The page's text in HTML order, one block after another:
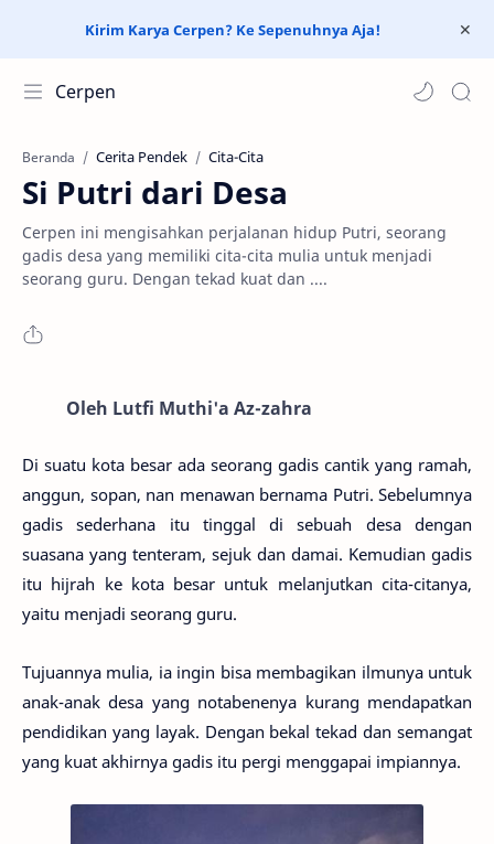
Kirim Karya Cerpen? Ke Sepenuhnya Aja!
Cerpen
Beranda Cerita Pendek Cita-Cita
Si Putri dari Desa
Cerpen ini mengisahkan perjalanan hidup Putri, seorang
gadis desa yang memiliki cita-cita mulia untuk menjadi
seorang guru. Dengan tekad kuat dan ....
Oleh Lutfi Muthi'a Az-zahra
Di suatu kota besar ada seorang gadis cantik yang ramah,
anggun, sopan, nan menawan bernama Putri. Sebelumnya
gadis sederhana itu tinggal di sebuah desa dengan
suasana yang tenteram, sejuk dan damai. Kemudian gadis
itu hijrah ke kota besar untuk melanjutkan cita-citanya,
yaitu menjadi seorang guru.
Tujuannya mulia, ia ingin bisa membagikan ilmunya untuk
anak-anak desa yang notabenenya kurang mendapatkan
pendidikan yang layak. Dengan bekal tekad dan semangat
yang kuat akhirnya gadis itu pergi menggapai impiannya.